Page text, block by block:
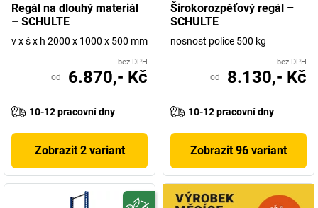
Regál na dlouhý materiál
– SCHULTE
v x š x h 2000 x 1000 x 500 mm
bez DPH
od 6.870,- Kč
10-12 pracovní dny
Zobrazit 2 variant
Širokorozpěťový regál –
SCHULTE
nosnost police 500 kg
bez DPH
od 8.130,- Kč
10-12 pracovní dny
Zobrazit 96 variant